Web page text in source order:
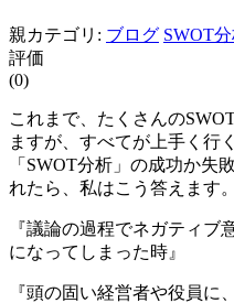
親カテゴリ: ブログ SWOT
評価
(0)
これまで、たくさんの
ますが、すべてが上手く行
「SWOT分析」の成功か失
れたら、私はこう答えます。
『議論の過程でネガティブ
になってしまった時』
『頭の固い経営者や役員に